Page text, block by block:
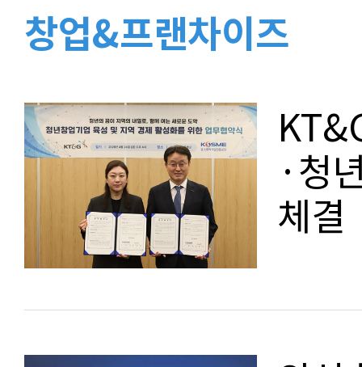
창업&프랜차이즈
·청
체결